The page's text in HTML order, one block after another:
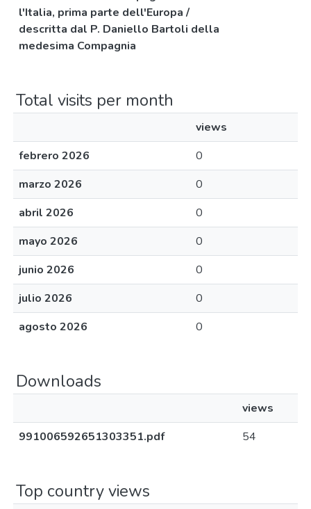
l'Italia, prima parte dell'Europa /
descritta dal P. Daniello Bartoli della
medesima Compagnia
Total visits per month
views
febrero 2026
0
marzo 2026
0
abril 2026
0
mayo 2026
0
junio 2026
0
julio 2026
0
agosto 2026
0
Downloads
views
991006592651303351.pdf
54
Top country views